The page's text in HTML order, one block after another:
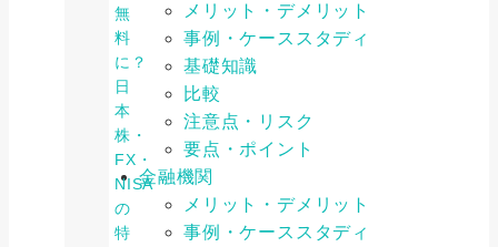
無
料
に？
日
本
株・
FX・
NISA
の
特
メリット・デメリット
事例・ケーススタディ
基礎知識
比較
注意点・リスク
要点・ポイント
金融機関
メリット・デメリット
事例・ケーススタディ